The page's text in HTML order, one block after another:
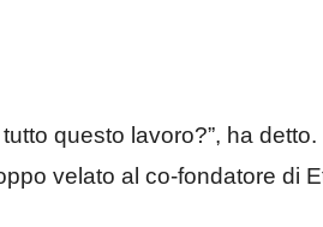
questo lavoro?”, ha
velato al co-fondatore di